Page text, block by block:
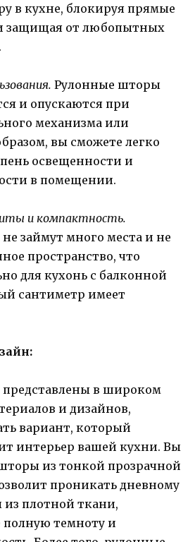
в кухне, блокируя прямые
защищая от любопытных
Рулонные шторы
и опускаются при
механизма или
вы сможете легко
освещенности и
в помещении.
и компактность.
займут много места и не
пространство, что
для кухонь с балконной
сантиметр имеет
в широком
и дизайнов,
вариант, который
интерьер вашей кухни. Вы
из тонкой прозрачной
проникать дневному
плотной ткани,
темноту и